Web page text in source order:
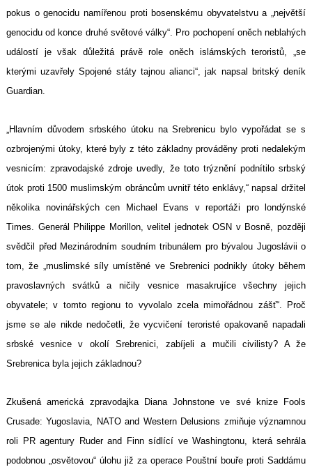
pokus o genocidu namířenou proti bosenskému obyvatelstvu a „největší
genocidu od konce druhé světové války“. Pro pochopení oněch neblahých
událostí je však důležitá právě role oněch islámských teroristů, „se
kterými uzavřely Spojené státy tajnou alianci“, jak napsal britský deník
Guardian.
„Hlavním důvodem srbského útoku na Srebrenicu bylo vypořádat se s
ozbrojenými útoky, které byly z této základny prováděny proti nedalekým
vesnicím: zpravodajské zdroje uvedly, že toto trýznění podnítilo srbský
útok proti 1500 muslimským obráncům uvnitř této enklávy,“ napsal držitel
několika novinářských cen Michael Evans v reportáži pro londýnské
Times. Generál Philippe Morillon, velitel jednotek OSN v Bosně, později
svědčil před Mezinárodním soudním tribunálem pro bývalou Jugoslávii o
tom, že „muslimské síly umístěné ve Srebrenici podnikly útoky během
pravoslavných svátků a ničily vesnice masakrujíce všechny jejich
obyvatele; v tomto regionu to vyvolalo zcela mimořádnou zášť“. Proč
jsme se ale nikde nedočetli, že vycvičení teroristé opakovaně napadali
srbské vesnice v okolí Srebrenici, zabíjeli a mučili civilisty? A že
Srebrenica byla jejich základnou?
Zkušená americká zpravodajka Diana Johnstone ve své knize Fools
Crusade: Yugoslavia, NATO and Western Delusions zmiňuje významnou
roli PR agentury Ruder and Finn sídlící ve Washingtonu, která sehrála
podobnou „osvětovou“ úlohu již za operace Pouštní bouře proti Saddámu